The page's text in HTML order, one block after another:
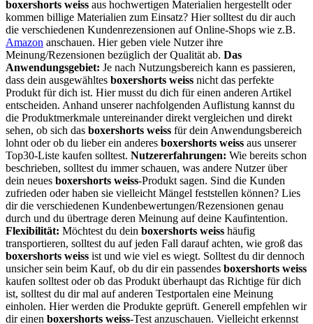
boxershorts weiss aus hochwertigen Materialien hergestellt oder
kommen billige Materialien zum Einsatz? Hier solltest du dir auch
die verschiedenen Kundenrezensionen auf Online-Shops wie z.B.
Amazon anschauen. Hier geben viele Nutzer ihre
Meinung/Rezensionen bezüglich der Qualität ab. Das
Anwendungsgebiet: Je nach Nutzungsbereich kann es passieren,
dass dein ausgewähltes boxershorts weiss nicht das perfekte
Produkt für dich ist. Hier musst du dich für einen anderen Artikel
entscheiden. Anhand unserer nachfolgenden Auflistung kannst du
die Produktmerkmale untereinander direkt vergleichen und direkt
sehen, ob sich das boxershorts weiss für dein Anwendungsbereich
lohnt oder ob du lieber ein anderes boxershorts weiss aus unserer
Top30-Liste kaufen solltest. Nutzererfahrungen: Wie bereits schon
beschrieben, solltest du immer schauen, was andere Nutzer über
dein neues boxershorts weiss-Produkt sagen. Sind die Kunden
zufrieden oder haben sie vielleicht Mängel feststellen können? Lies
dir die verschiedenen Kundenbewertungen/Rezensionen genau
durch und du übertrage deren Meinung auf deine Kaufintention.
Flexibilität: Möchtest du dein boxershorts weiss häufig
transportieren, solltest du auf jeden Fall darauf achten, wie groß das
boxershorts weiss ist und wie viel es wiegt. Solltest du dir dennoch
unsicher sein beim Kauf, ob du dir ein passendes boxershorts weiss
kaufen solltest oder ob das Produkt überhaupt das Richtige für dich
ist, solltest du dir mal auf anderen Testportalen eine Meinung
einholen. Hier werden die Produkte geprüft. Generell empfehlen wir
dir einen boxershorts weiss-Test anzuschauen. Vielleicht erkennst